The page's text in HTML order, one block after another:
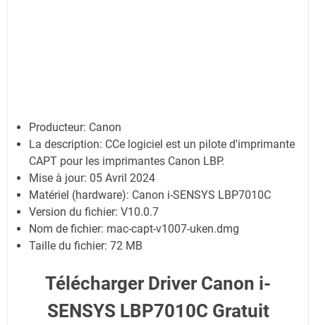
Producteur: Canon
La description: CCe logiciel est un pilote d'imprimante
CAPT pour les imprimantes Canon LBP.
Mise à jour: 05 Avril 2024
Matériel (hardware): Canon i-SENSYS LBP7010C
Version du fichier: V10.0.7
Nom de fichier: mac-capt-v1007-uken.dmg
Taille du fichier: 72 MB
Télécharger Driver Canon i-
SENSYS LBP7010C Gratuit